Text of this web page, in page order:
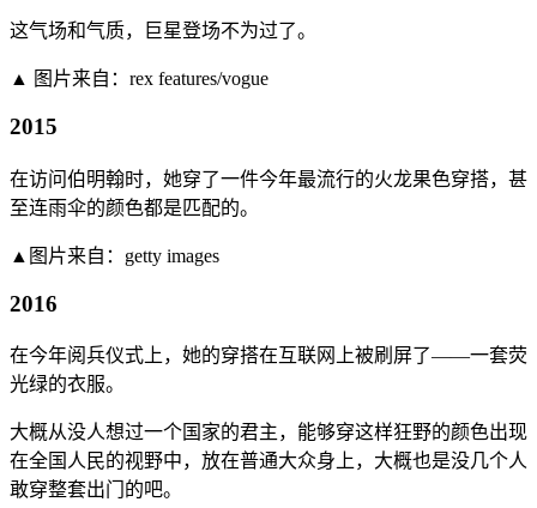
这气场和气质，巨星登场不为过了。
▲ 图片来自：rex features/vogue
2015
在访问伯明翰时，她穿了一件今年最流行的火龙果色穿搭，甚
至连雨伞的颜色都是匹配的。
▲图片来自：getty images
2016
在今年阅兵仪式上，她的穿搭在互联网上被刷屏了——一套荧
光绿的衣服。
大概从没人想过一个国家的君主，能够穿这样狂野的颜色出现
在全国人民的视野中，放在普通大众身上，大概也是没几个人
敢穿整套出门的吧。